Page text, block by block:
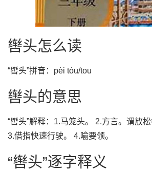
辔头怎么读
“辔头”拼音：pèi tóu/tou
辔头的意思
“辔头”解释：1.马笼头。 2.方言。谓放
3.借指快速行驶。 4.喻要领。
“辔头”逐字释义